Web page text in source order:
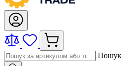
Пошук